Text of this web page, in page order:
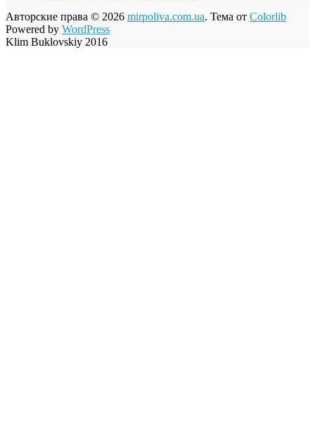
Авторские права © 2026 mirpoliva.com.ua. Тема от Colorlib
Powered by WordPress
Klim Buklovskiy 2016